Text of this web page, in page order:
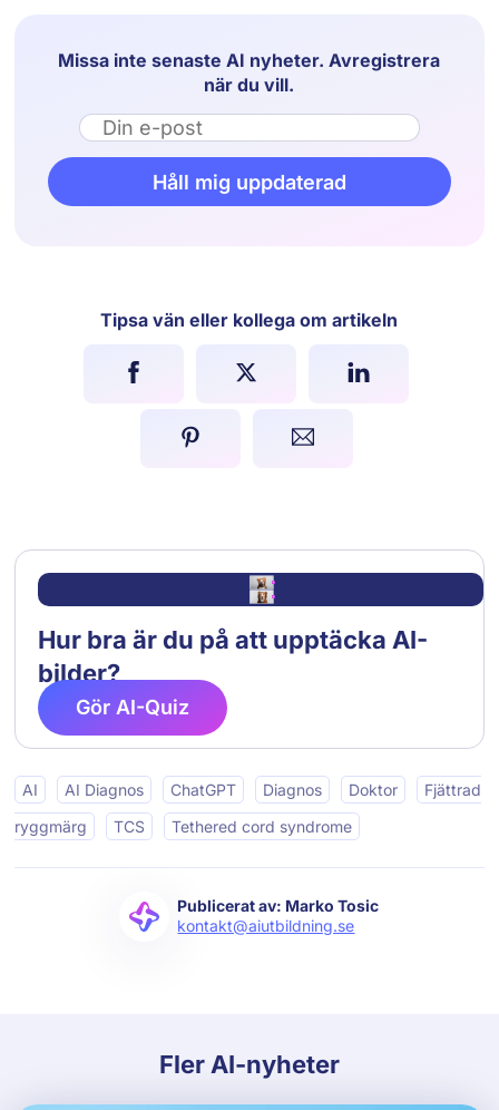
Missa inte senaste AI nyheter. Avregistrera
när du vill.
Email
Håll mig uppdaterad
Tipsa vän eller kollega om artikeln
Hur bra är du på att upptäcka AI-
bilder?
Gör AI-Quiz
AI AI Diagnos ChatGPT Diagnos Doktor
Fjättrad
ryggmärg
TCS Tethered cord syndrome
Publicerat av: Marko Tosic
kontakt@aiutbildning.se
Fler AI-nyheter